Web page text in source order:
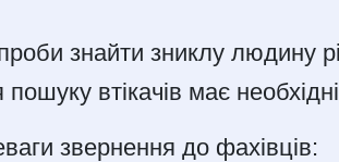
знайти зниклу людину
втікачів має
звернення до фахівців: